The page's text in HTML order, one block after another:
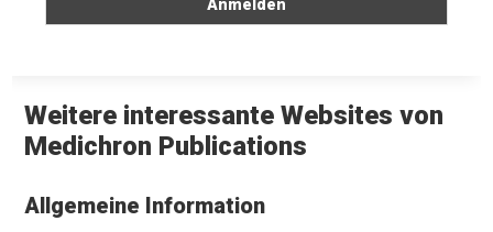
Weitere interessante Websites von
Medichron Publications
Allgemeine Information